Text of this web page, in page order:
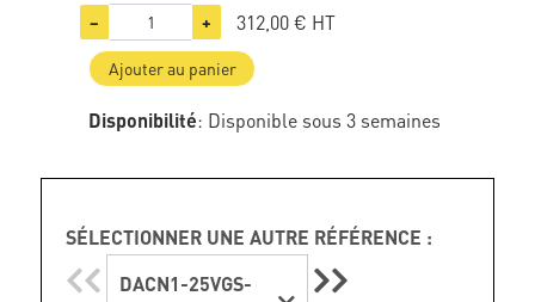
− + 312,00 € HT
Ajouter au panier
Disponibilité: Disponible sous 3 semaines
SÉLECTIONNER UNE AUTRE RÉFÉRENCE :
DACN1-25VGS-